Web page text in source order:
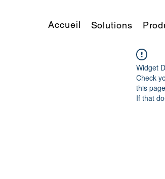
Accueil Solutions
Widget
Check
this
If that